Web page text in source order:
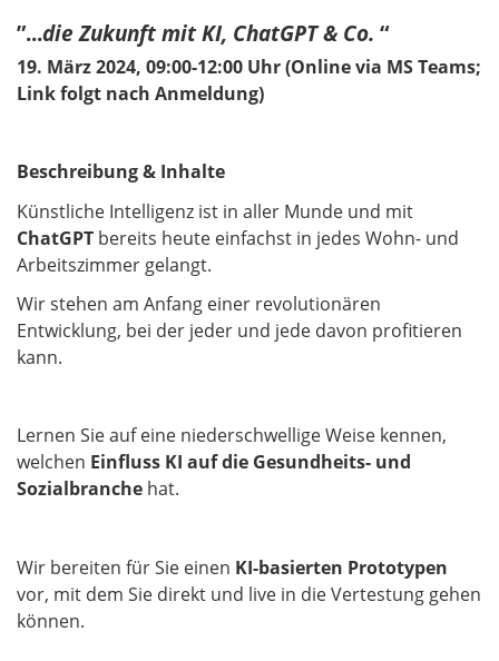
”...die Zukunft mit KI, ChatGPT & Co. “
19. März 2024, 09:00-12:00 Uhr (Online via MS Teams;
Link folgt nach Anmeldung)
Beschreibung & Inhalte
Künstliche Intelligenz ist in aller Munde und mit
ChatGPT bereits heute einfachst in jedes Wohn- und
Arbeitszimmer gelangt.
Wir stehen am Anfang einer revolutionären
Entwicklung, bei der jeder und jede davon profitieren
kann.
Lernen Sie auf eine niederschwellige Weise kennen,
welchen Einfluss KI auf die Gesundheits- und
Sozialbranche hat.
Wir bereiten für Sie einen KI-basierten Prototypen
vor, mit dem Sie direkt und live in die Vertestung gehen
können.